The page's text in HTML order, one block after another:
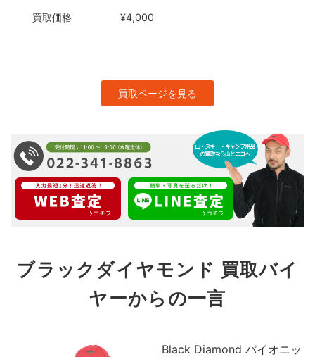
買取価格 ¥4,000
買取ページを見る
ブラックダイヤモンド 買取バイ
ヤーからの一言
Black Diamond バイオニッ